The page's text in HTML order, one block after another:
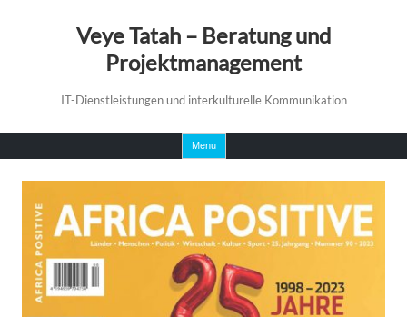
Veye Tatah – Beratung und
Projektmanagement
IT-Dienstleistungen und interkulturelle Kommunikation
Menu